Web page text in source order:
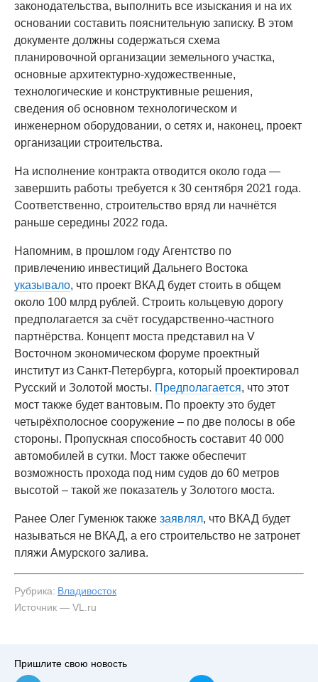
законодательства, выполнить все изыскания и на их
основании составить пояснительную записку. В этом
документе должны содержаться схема
планировочной организации земельного участка,
основные архитектурно-художественные,
технологические и конструктивные решения,
сведения об основном технологическом и
инженерном оборудовании, о сетях и, наконец, проект
организации строительства.
На исполнение контракта отводится около года —
завершить работы требуется к 30 сентября 2021 года.
Соответственно, строительство вряд ли начнётся
раньше середины 2022 года.
Напомним, в прошлом году Агентство по
привлечению инвестиций Дальнего Востока
указывало, что проект ВКАД будет стоить в общем
около 100 млрд рублей. Строить кольцевую дорогу
предполагается за счёт государственно-частного
партнёрства. Концепт моста представил на V
Восточном экономическом форуме проектный
институт из Санкт-Петербурга, который проектировал
Русский и Золотой мосты. Предполагается, что этот
мост также будет вантовым. По проекту это будет
четырёхполосное сооружение – по две полосы в обе
стороны. Пропускная способность составит 40 000
автомобилей в сутки. Мост также обеспечит
возможность прохода под ним судов до 60 метров
высотой – такой же показатель у Золотого моста.
Ранее Олег Гуменюк также заявлял, что ВКАД будет
называться не ВКАД, а его строительство не затронет
пляжи Амурского залива.
Рубрика: Владивосток
Источник — VL.ru
#1
Пришлите свою новость